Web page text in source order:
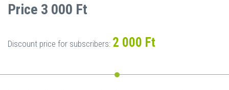
Price 3 000 Ft
Discount price for subscribers: 2 000 Ft